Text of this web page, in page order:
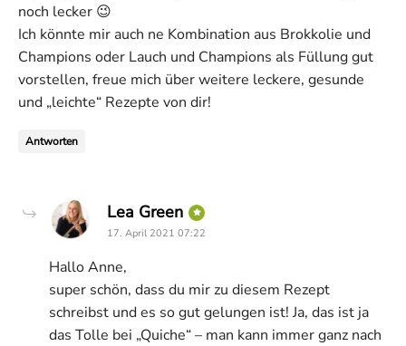
noch lecker 😉
Ich könnte mir auch ne Kombination aus Brokkolie und
Champions oder Lauch und Champions als Füllung gut
vorstellen, freue mich über weitere leckere, gesunde
und „leichte“ Rezepte von dir!
Antworten
Lea Green says:
17. April 2021 07:22
Hallo Anne,
super schön, dass du mir zu diesem Rezept
schreibst und es so gut gelungen ist! Ja, das ist ja
das Tolle bei „Quiche“ – man kann immer ganz nach